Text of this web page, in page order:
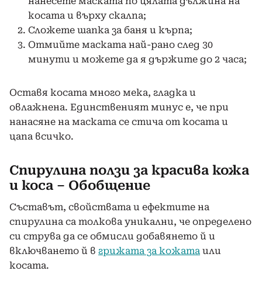
косата и върху скалпа;
Сложете шапка за баня и кърпа;
Отмийте маската най-рано след 30
минути и можете да я държите до 2 часа;
Оставя косата много мека, гладка и
овлажнена. Единственият минус е, че при
нанасяне на маската се стича от косата и
цапа всичко.
Спирулина ползи за красива кожа
и коса – Обобщение
Съставът, свойствата и ефектите на
спирулина са толкова уникални, че определено
си струва да се обмисли добавянето й и
включването й в грижата за кожата или
косата.